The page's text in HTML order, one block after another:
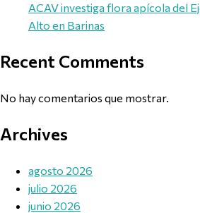
ACAV investiga flora apícola del
Alto en Barinas
Recent Comments
No hay comentarios que mostrar.
Archives
agosto 2026
julio 2026
junio 2026